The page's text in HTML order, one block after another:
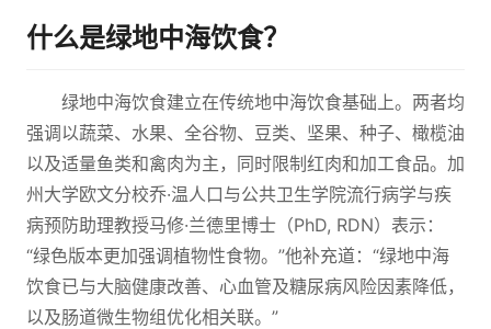
什么是绿地中海饮食？
绿地中海饮食建立在传统地中海饮食基础上。两者均
强调以蔬菜、水果、全谷物、豆类、坚果、种子、橄榄油
以及适量鱼类和禽肉为主，同时限制红肉和加工食品。加
州大学欧文分校乔·温人口与公共卫生学院流行病学与疾
病预防助理教授马修·兰德里博士（PhD, RDN）表示：
“绿色版本更加强调植物性食物。”他补充道：“绿地中海
饮食已与大脑健康改善、心血管及糖尿病风险因素降低，
以及肠道微生物组优化相关联。”